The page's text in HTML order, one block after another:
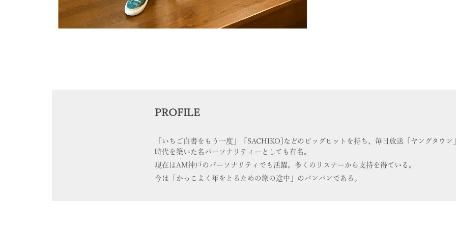
PROFILE
「いちご白書をもう一度」「SACHIKO]などのビッグヒットを持ち、毎日放送「ヤングタウン
時代を築いた名パーソナリティーとしても有名。
現在はAM神戸のパーソナリティでも活躍。多くのリスナーから支持を得ている。
今は「かっこよく年をとるための旅の途中」のバンバンである。